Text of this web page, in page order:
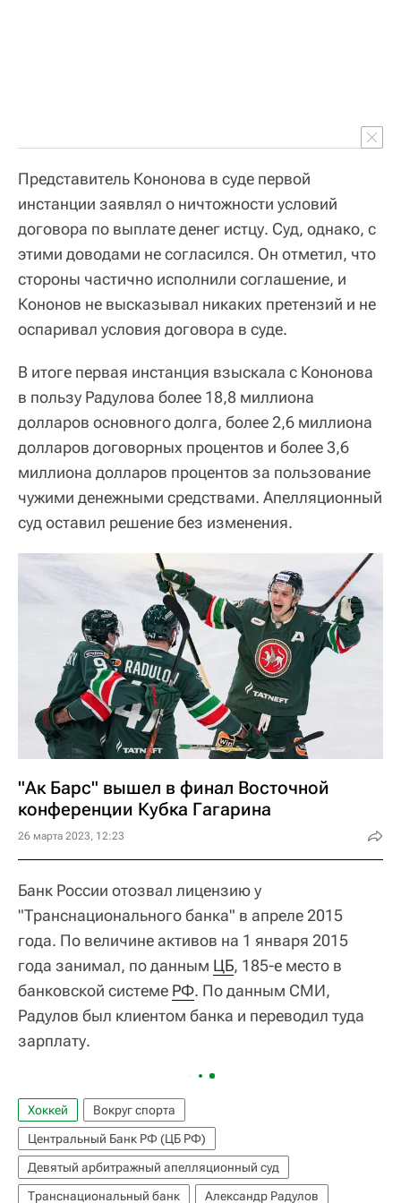
Представитель Кононова в суде первой
инстанции заявлял о ничтожности условий
договора по выплате денег истцу. Суд, однако, с
этими доводами не согласился. Он отметил, что
стороны частично исполнили соглашение, и
Кононов не высказывал никаких претензий и не
оспаривал условия договора в суде.
В итоге первая инстанция взыскала с Кононова
в пользу Радулова более 18,8 миллиона
долларов основного долга, более 2,6 миллиона
долларов договорных процентов и более 3,6
миллиона долларов процентов за пользование
чужими денежными средствами. Апелляционный
суд оставил решение без изменения.
"Ак Барс" вышел в финал Восточной
конференции Кубка Гагарина
26 марта 2023, 12:23
Банк России отозвал лицензию у
"Транснационального банка" в апреле 2015
года. По величине активов на 1 января 2015
года занимал, по данным ЦБ, 185-е место в
банковской системе РФ. По данным СМИ,
Радулов был клиентом банка и переводил туда
зарплату.
Хоккей
Вокруг спорта
Центральный Банк РФ (ЦБ РФ)
Девятый арбитражный апелляционный суд
Транснациональный банк
Александр Радулов